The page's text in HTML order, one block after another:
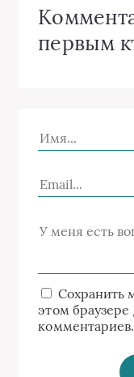
первым
Сохранить
этом
комментариев.